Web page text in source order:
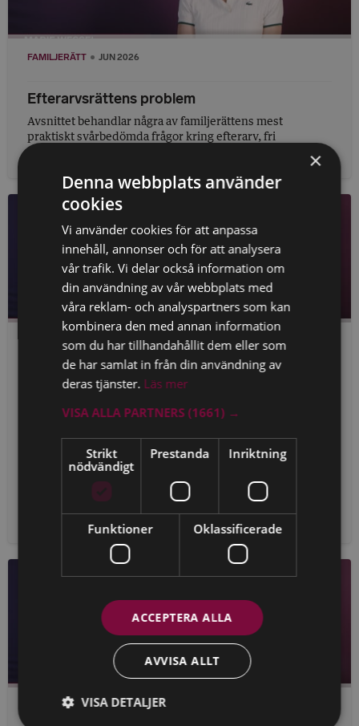
FAMILJERÄTT JUN 2026
Efterarvsrättens problem
Avsnittet behandlar några av familjerättens mest
praktiskt svårbedömda frågor kring efterarv, fri
förfoganderätt och försäkringar. Hur på...
FAMILJERÄTT MAJ 2026
HD om preskriptionsavbrott i bouppteckning
testamente och avtal från hovrätt och
När blir en gammal skuld plötsligt aktiv igen – bara för att
den råkar stå i en bouppteckning? Och var går egentligen
gränsen mellan ett ...
ADVOKAT – UTBILDNINGSINTYG
FAMILJERÄTT APR 2026
×
Denna webbplats använder
cookies
Vi använder cookies för att anpassa
innehåll, annonser och för att analysera
vår trafik. Vi delar också information om
din användning av vår webbplats med
våra reklam- och analyspartners som kan
kombinera den med annan information
som du har tillhandahållit dem eller som
de har samlat in från din användning av
deras tjänster. Läs mer
VISA ALLA PARTNERS (1661) →
Strikt
nödvändigt
Prestanda Inriktning
Funktioner Oklassificerade
ACCEPTERA ALLA
AVVISA ALLT
VISA DETALJER